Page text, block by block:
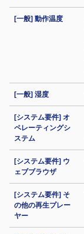
[一般] 動作温度
[一般] 湿度
[システム要件] オ
ペレーティングシ
ステム
[システム要件] ウ
ェブブラウザ
[システム要件] そ
の他の再生プレー
ヤー